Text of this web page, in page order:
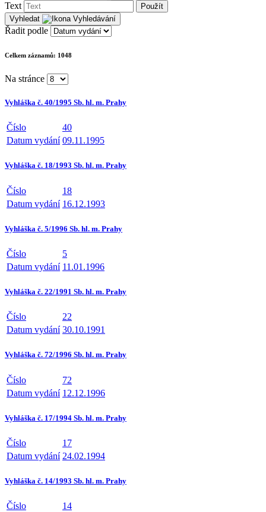
Text
Použít
Vyhledat
Řadit podle
Celkem záznamů: 1048
Na stránce
Vyhláška č. 40/1995 Sb. hl. m. Prahy
Číslo
40
Datum vydání 09.11.1995
Vyhláška č. 18/1993 Sb. hl. m. Prahy
Číslo
18
Datum vydání 16.12.1993
Vyhláška č. 5/1996 Sb. hl. m. Prahy
Číslo
5
Datum vydání 11.01.1996
Vyhláška č. 22/1991 Sb. hl. m. Prahy
Číslo
22
Datum vydání 30.10.1991
Vyhláška č. 72/1996 Sb. hl. m. Prahy
Číslo
72
Datum vydání 12.12.1996
Vyhláška č. 17/1994 Sb. hl. m. Prahy
Číslo
17
Datum vydání 24.02.1994
Vyhláška č. 14/1993 Sb. hl. m. Prahy
Číslo
14